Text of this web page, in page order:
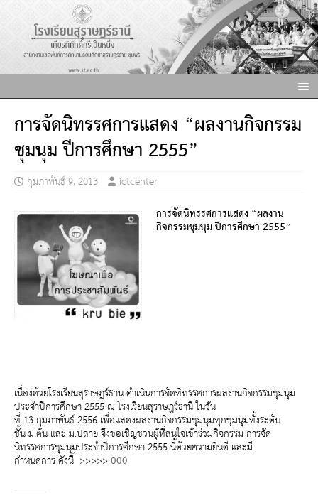
การจัดนิทรรศการแสดง “ผลงานกิจกรรม
ชุมนุม ปีการศึกษา 2555”
กุมภาพันธ์ 9, 2013
ictcenter
การจัดนิทรรศการแสดง “ผลงาน
กิจกรรมชุมนุม ปีการศึกษา 2555”
เนื่องด้วยโรงเรียนสุราษฎร์ธาน ดำเนินการจัดทิทรรศการผลงานกิจกรรมชุมนุม
ประจำปีการศึกษา 2555 ณ โรงเรียนสุราษฎร์ธานี ในวัน
ที่ 13 กุมภาพันธ์ 2556 เพื่อแสดงผลงานกิจกรรมชุมนุมทุกชุมนุมทั้งระดับ
ชั้น ม.ต้น และ ม.ปลาย จึงขอเชิญชวนผู้ที่สนใจเข้าร่วมกิจกรรม การจัด
นิทรรศการชุมนุมประจำปีการศึกษา 2555 นี้ด้วยความยินดี และมี
กำหนดการ ดังนี้ >>>>>000